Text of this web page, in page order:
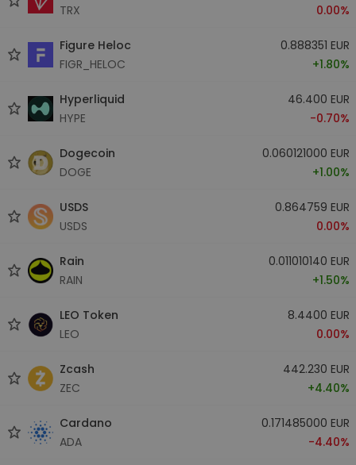
TRX
0.00%
Figure Heloc
FIGR_HELOC
0.888351 EUR
+1.80%
Hyperliquid
HYPE
46.400 EUR
-0.70%
Dogecoin
DOGE
0.060121000 EUR
+1.00%
USDS
USDS
0.864759 EUR
0.00%
Rain
RAIN
0.011010140 EUR
+1.50%
LEO Token
LEO
8.4400 EUR
0.00%
Zcash
ZEC
442.230 EUR
+4.40%
Cardano
ADA
0.171485000 EUR
-4.40%